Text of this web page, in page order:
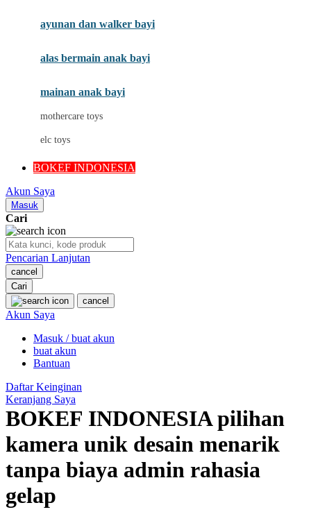
My Buddy Tag
My K
Oh Ma Grain
P
Peachy
Phil & Ted's
Philips Avent
Pigeon
Ponycycle
ayunan dan walker bayi
alas bermain anak bayi
mainan anak bayi
mothercare toys
elc toys
BOKEF INDONESIA
Akun Saya
Masuk
Cari
Pencarian Lanjutan
cancel
Cari
cancel
Akun Saya
Masuk / buat akun
buat akun
Bantuan
Daftar Keinginan
Keranjang Saya
BOKEF INDONESIA pilihan
kamera unik desain menarik
tanpa biaya admin rahasia
gelap